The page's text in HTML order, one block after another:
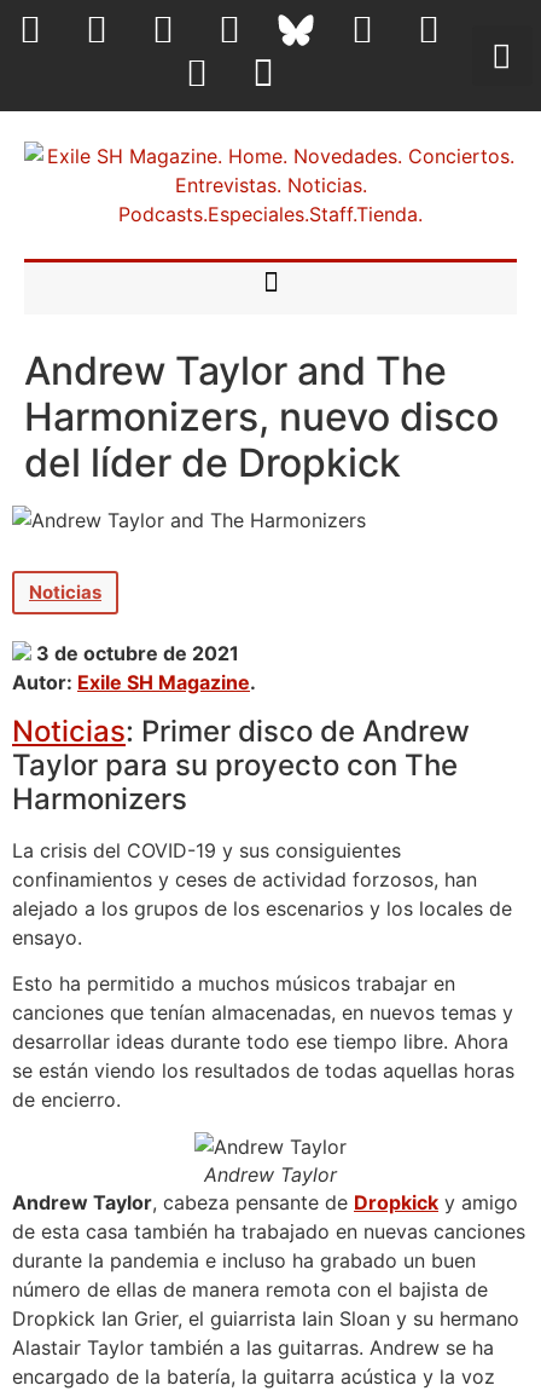
Andrew Taylor and The
Harmonizers, nuevo disco
del líder de Dropkick
Noticias
3 de octubre de 2021
Autor: Exile SH Magazine.
Noticias: Primer disco de Andrew
Taylor para su proyecto con The
Harmonizers
La crisis del COVID-19 y sus consiguientes
confinamientos y ceses de actividad forzosos, han
alejado a los grupos de los escenarios y los locales de
ensayo.
Esto ha permitido a muchos músicos trabajar en
canciones que tenían almacenadas, en nuevos temas y
desarrollar ideas durante todo ese tiempo libre. Ahora
se están viendo los resultados de todas aquellas horas
de encierro.
Andrew Taylor
Andrew Taylor, cabeza pensante de Dropkick y amigo
de esta casa también ha trabajado en nuevas canciones
durante la pandemia e incluso ha grabado un buen
número de ellas de manera remota con el bajista de
Dropkick Ian Grier, el guiarrista Iain Sloan y su hermano
Alastair Taylor también a las guitarras. Andrew se ha
encargado de la batería, la guitarra acústica y la voz